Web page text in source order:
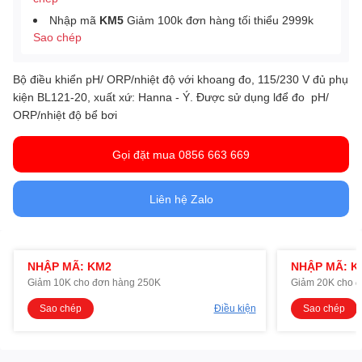
Nhập mã KM5 Giảm 100k đơn hàng tối thiểu 2999k
Sao chép
Bộ điều khiển pH/ ORP/nhiệt độ với khoang đo, 115/230 V đủ phụ
kiện BL121-20 , xuất xứ: Hanna - Ý. Được sử dụng lđể đo pH/
ORP/nhiệt độ bể bơi
Gọi đặt mua 0856 663 669
Liên hệ Zalo
NHẬP MÃ: KM2
Giảm 10K cho đơn hàng 250K
Sao chép Điều kiện
NHẬP MÃ:
Giảm 20K cho
Sao chép